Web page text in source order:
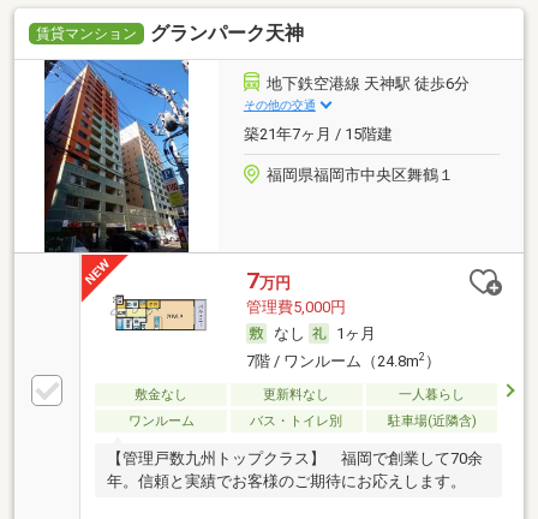
賃貸マンション グランパーク天神
地下鉄空港線 天神駅 徒歩6分
その他の交通
築21年7ヶ月 / 15階建
福岡県福岡市中央区舞鶴１
7万円
管理費5,000円
なし
1ヶ月
7階 / ワンルーム（24.8m2）
敷金なし 更新料なし
一人暮らし
ワンルーム
バス・トイレ別 駐車場(近隣含)
【管理戸数九州トップクラス】 福岡で創業して70余
年。信頼と実績でお客様のご期待にお応えします。